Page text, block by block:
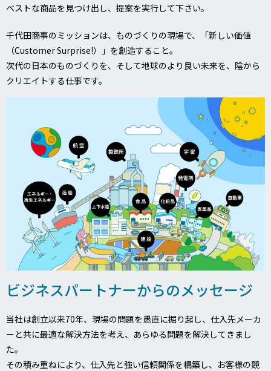
ベストな商品を見つけ出し、提案を実行して下さい。
千代田商事のミッションは、ものづくりの現場で、「新しい価値
（Customer Surprise!）」を創造すること。
次代の日本のものづくりを、そして地球のより良い未来を、陰から
クリエイトする仕事です。
ビジネスパートナーからのメッセージ
当社は創立以来70年、現場の問題を愚直に掘り起し、仕入先メーカ
ーと共に最適な解決方法を考え、あらゆる問題を解決してきまし
た。
その積み重ねにより、仕入先と強い信頼関係を構築し、お客様の競